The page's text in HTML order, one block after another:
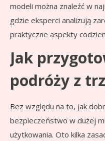
modeli można znaleźć w
gdzie eksperci analizują
praktyczne aspekty
Jak
podróży z
Bez względu na to, jak
bezpieczeństwo w dużej
użytkowania. Oto kilka